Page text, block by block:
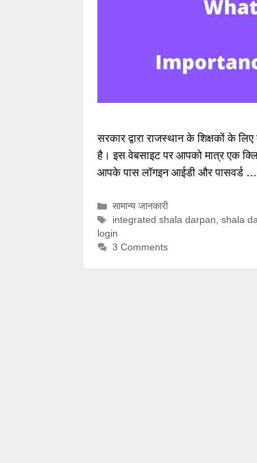
सरकार द्वारा राजस्थान के शिक्षकों के
है। इस वेबसाइट पर आपको मात्र एक
आपके पास लॉगइन आईडी और पासवर्ड …
Categories
सामान्य जानकारी
Tags
integrated shala darpan, shala
login
3 Comments